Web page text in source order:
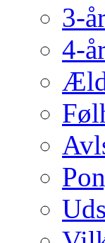
3-
4-